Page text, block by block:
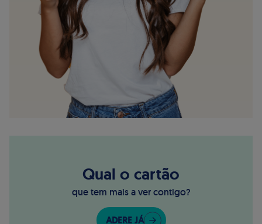
Qual o cartão
que tem mais a ver contigo?
ADERE JÁ